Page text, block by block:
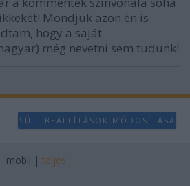
Mondjuk azon én is
hogy a saját
még nevetni sem tudunk!
SÜTI BEÁLLÍTÁSOK MÓDOSÍTÁSA
mobil | teljes